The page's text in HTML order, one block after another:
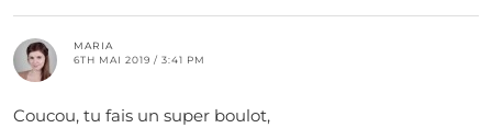
MARIA
6TH MAI 2019 / 3:41 PM
Coucou, tu fais un super boulot,